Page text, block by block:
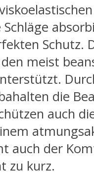
Schutz.
meist
die
auch
auch der
zu kurz.